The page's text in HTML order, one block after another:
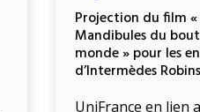
Projection du film «
Mandibules du
monde » pour les
d’Intermèdes
UniFrance en lien